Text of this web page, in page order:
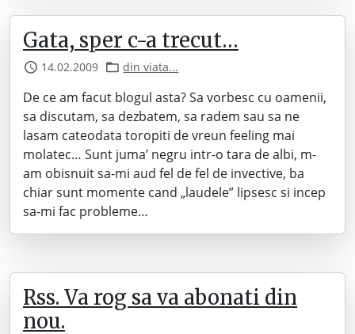
Gata, sper c-a trecut…
14.02.2009 din viata...
De ce am facut blogul asta? Sa vorbesc cu oamenii,
sa discutam, sa dezbatem, sa radem sau sa ne
lasam cateodata toropiti de vreun feeling mai
molatec… Sunt juma’ negru intr-o tara de albi, m-
am obisnuit sa-mi aud fel de fel de invective, ba
chiar sunt momente cand „laudele” lipsesc si incep
sa-mi fac probleme…
Rss. Va rog sa va abonati din
nou.